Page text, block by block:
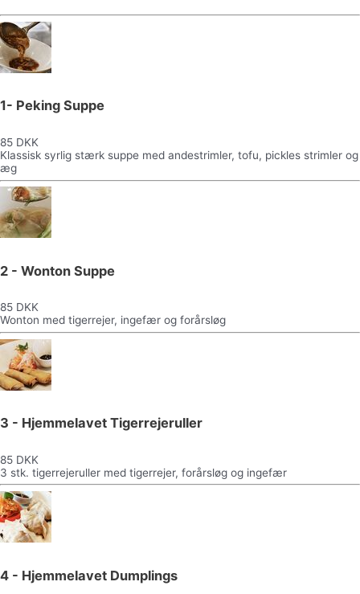
1- Peking Suppe
85 DKK
Klassisk syrlig stærk suppe med andestrimler, tofu, pickles strimler og
æg
2 - Wonton Suppe
85 DKK
Wonton med tigerrejer, ingefær og forårsløg
3 - Hjemmelavet Tigerrejeruller
85 DKK
3 stk. tigerrejeruller med tigerrejer, forårsløg og ingefær
4 - Hjemmelavet Dumplings